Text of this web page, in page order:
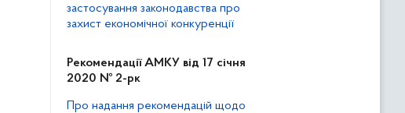
застосування законодавства про
захист економічної конкуренції
Рекомендації АМКУ від 17 січня
2020 № 2-рк
Про надання рекомендацій щодо